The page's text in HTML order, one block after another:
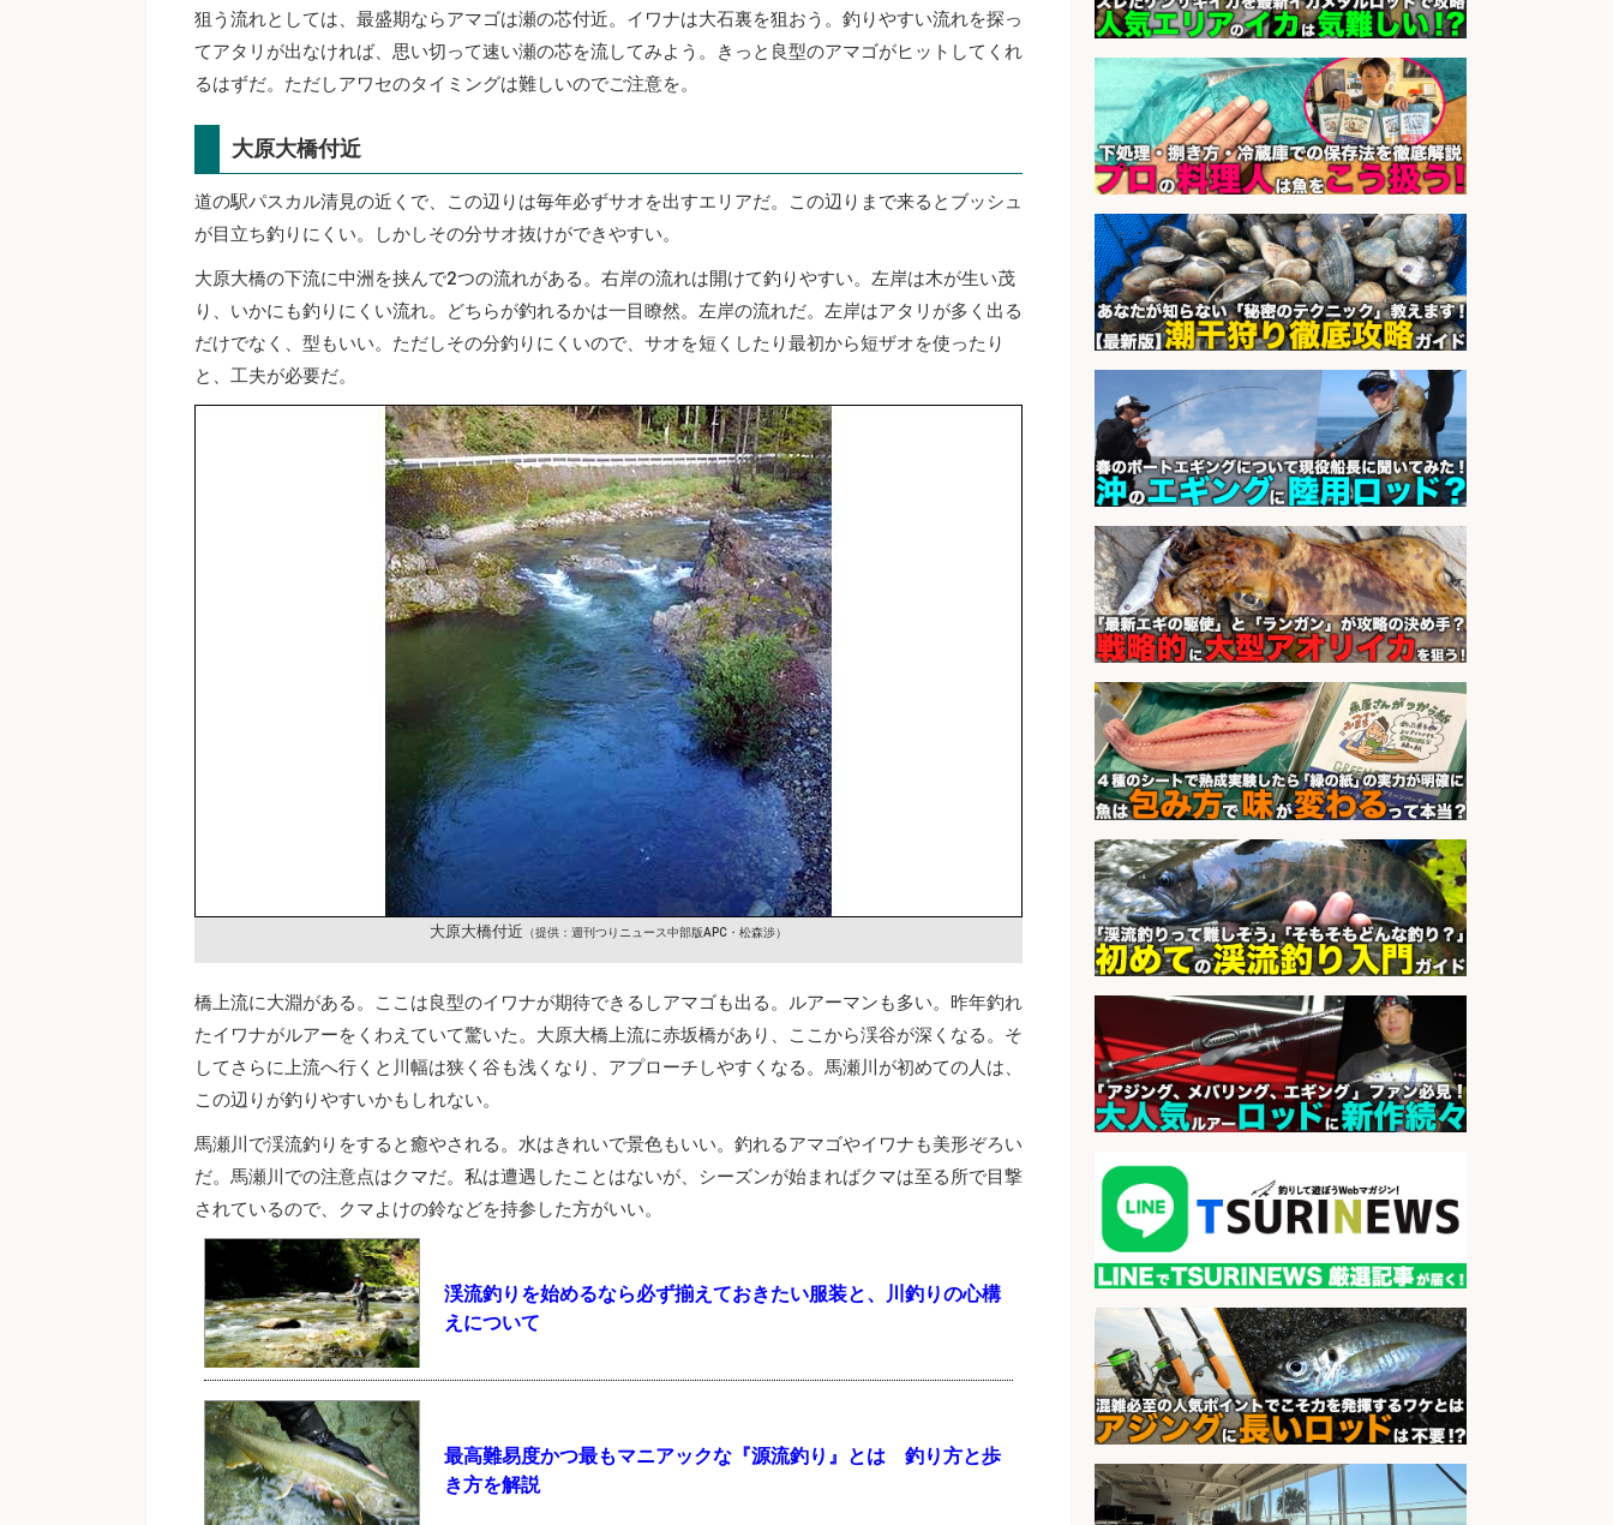
狙う流れとしては、最盛期ならアマゴは瀬の芯付近。イワナは大石裏を狙おう。釣りやすい流れを探っ
てアタリが出なければ、思い切って速い瀬の芯を流してみよう。きっと良型のアマゴがヒットしてくれ
るはずだ。ただしアワセのタイミングは難しいのでご注意を。
大原大橋付近
道の駅パスカル清見の近くで、この辺りは毎年必ずサオを出すエリアだ。この辺りまで来るとブッシュ
が目立ち釣りにくい。しかしその分サオ抜けができやすい。
大原大橋の下流に中洲を挟んで2つの流れがある。右岸の流れは開けて釣りやすい。左岸は木が生い茂
り、いかにも釣りにくい流れ。どちらが釣れるかは一目瞭然。左岸の流れだ。左岸はアタリが多く出る
だけでなく、型もいい。ただしその分釣りにくいので、サオを短くしたり最初から短ザオを使ったり
と、工夫が必要だ。
大原大橋付近 （提供：週刊つりニュース中部版APC・松森渉）
橋上流に大淵がある。ここは良型のイワナが期待できるしアマゴも出る。ルアーマンも多い。昨年釣れ
たイワナがルアーをくわえていて驚いた。大原大橋上流に赤坂橋があり、ここから渓谷が深くなる。そ
してさらに上流へ行くと川幅は狭く谷も浅くなり、アプローチしやすくなる。馬瀬川が初めての人は、
この辺りが釣りやすいかもしれない。
馬瀬川で渓流釣りをすると癒やされる。水はきれいで景色もいい。釣れるアマゴやイワナも美形ぞろい
だ。馬瀬川での注意点はクマだ。私は遭遇したことはないが、シーズンが始まればクマは至る所で目撃
されているので、クマよけの鈴などを持参した方がいい。
渓流釣りを始めるなら必ず揃えておきたい服装と、川釣りの心構
えについて
最高難易度かつ最もマニアックな『源流釣り』とは 釣り方と歩
き方を解説
sponsored by 求人ボックス
精肉・青果・鮮魚販売/「志布志
市」「時給1,150円〜」志布志駅か
ら車5分/お魚のカットや商品の陳列
業務/残業少なめ×車通勤OK×時間選
会社名 株式会社ホットスタッフ鹿児島
sponsored by 求人ボックス
さらに求人情報を見る